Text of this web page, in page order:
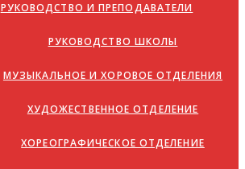
РУКОВОДСТВО И ПРЕПОДАВАТЕЛИ
РУКОВОДСТВО ШКОЛЫ
МУЗЫКАЛЬНОЕ И ХОРОВОЕ ОТДЕЛЕНИЯ
ХУДОЖЕСТВЕННОЕ ОТДЕЛЕНИЕ
ХОРЕОГРАФИЧЕСКОЕ ОТДЕЛЕНИЕ